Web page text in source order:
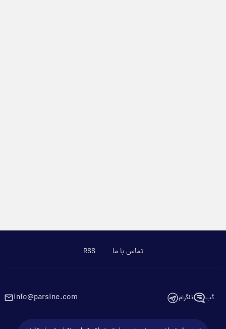
تماس با ما RSS
گپ تلگرام info@parsine.com